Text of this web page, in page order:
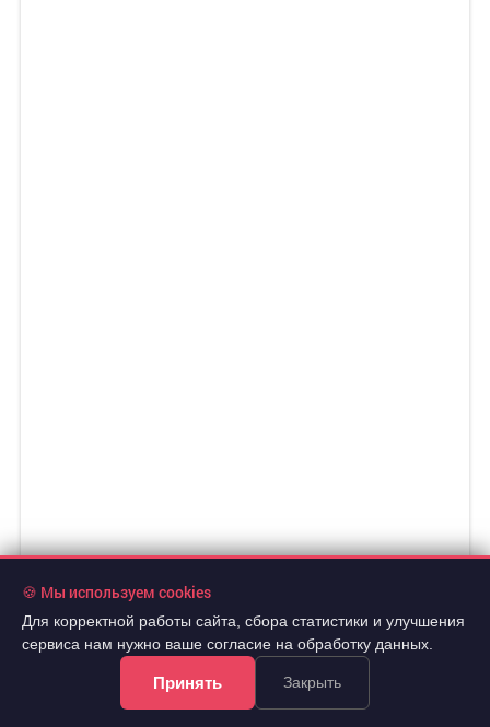
🍪 Мы используем cookies
Для корректной работы сайта, сбора статистики и улучшения
сервиса нам нужно ваше согласие на обработку данных.
Принять Закрыть